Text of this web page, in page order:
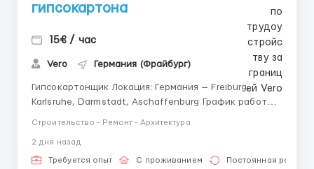
гипсокартона
15€ / час
Vero Германия (Фрайбург)
Гипсокартонщик Локация: Германия — Freiburg,
Karlsruhe, Darmstadt, Aschaffenburg График работы:
Заработная плата: 15 €/час Аванс: После 2 недель
работы, рассматривается индив...
Строительство - Ремонт - Архитектура
2 дня назад
Требуется опыт С проживанием Постоянная работа